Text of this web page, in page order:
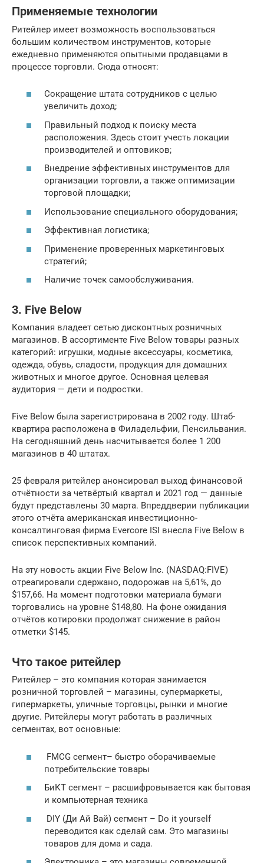
Применяемые технологии
Ритейлер имеет возможность воспользоваться
большим количеством инструментов, которые
ежедневно применяются опытными продавцами в
процессе торговли. Сюда относят:
Сокращение штата сотрудников с целью
увеличить доход;
Правильный подход к поиску места
расположения. Здесь стоит учесть локации
производителей и оптовиков;
Внедрение эффективных инструментов для
организации торговли, а также оптимизации
торговой площадки;
Использование специального оборудования;
Эффективная логистика;
Применение проверенных маркетинговых
стратегий;
Наличие точек самообслуживания.
3. Five Below
Компания владеет сетью дисконтных розничных
магазинов. В ассортименте Five Below товары разных
категорий: игрушки, модные аксессуары, косметика,
одежда, обувь, сладости, продукция для домашних
животных и многое другое. Основная целевая
аудитория — дети и подростки.
Five Below была зарегистрирована в 2002 году. Штаб-
квартира расположена в Филадельфии, Пенсильвания.
На сегодняшний день насчитывается более 1 200
магазинов в 40 штатах.
25 февраля ритейлер анонсировал выход финансовой
отчётности за четвёртый квартал и 2021 год — данные
будут представлены 30 марта. Впреддверии публикации
этого отчёта американская инвестиционно-
консалтинговая фирма Evercore ISI внесла Five Below в
список перспективных компаний.
На эту новость акции Five Below Inc. (NASDAQ:FIVE)
отреагировали сдержано, подорожав на 5,61%, до
$157,66. На момент подготовки материала бумаги
торговались на уровне $148,80. На фоне ожидания
отчётов котировки продолжат снижение в район
отметки $145.
Что такое ритейлер
Ритейлер – это компания которая занимается
розничной торговлей – магазины, супермаркеты,
гипермаркеты, уличные торговцы, рынки и многие
другие. Ритейлеры могут работать в различных
сегментах, вот основные:
FMCG сегмент– быстро оборачиваемые
потребительские товары
БиКТ сегмент – расшифровывается как бытовая
и компьютерная техника
DIY (Ди Ай Вай) сегмент – Do it yourself
переводится как сделай сам. Это магазины
товаров для дома и сада.